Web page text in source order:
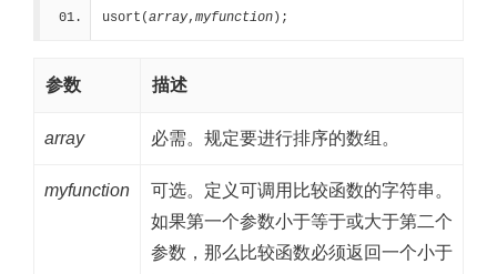
usort(array, myfunction );
参数 描述
array 必需。规定要进行排序的数组。
myfunction
可选。定义可调用比较函数的字符串。
如果第一个参数小于等于或大于第二个
参数，那么比较函数必须返回一个小于